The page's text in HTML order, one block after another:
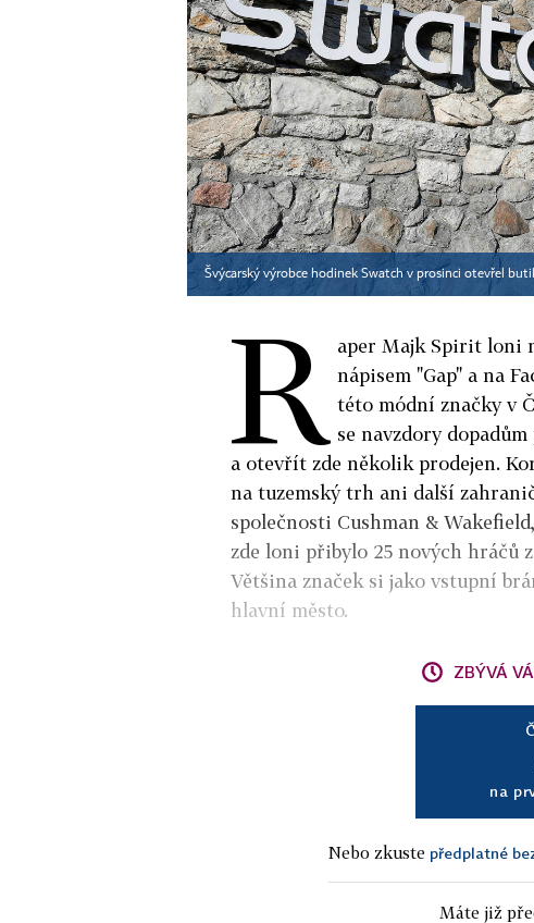
Švýcarský výrobce hodinek Swatch v prosinci otevřel
R aper Majk Spirit loni
nápisem "Gap" a na
této módní značky v
se navzdory
a otevřít zde několik prodejen.
na tuzemský trh ani další
společnosti Cushman &
zde loni přibylo 25 nových hráčů
Většina značek si jako vstupní
hlavní město.
ZBÝVÁ
na
Nebo zkuste předplatné
Máte již